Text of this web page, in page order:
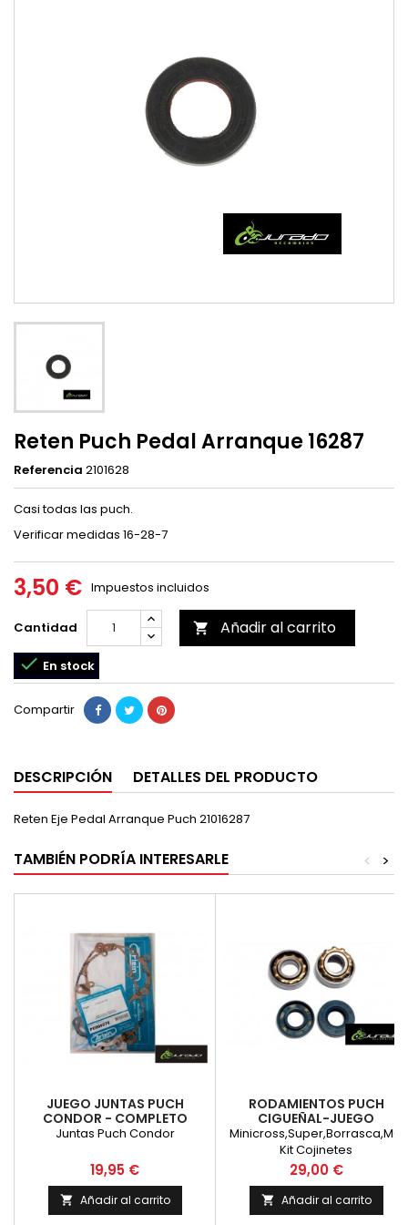
Reten Puch Pedal Arranque 16287
Referencia 2101628
Casi todas las puch.
Verificar medidas 16-28-7
3,50 € Impuestos incluidos
Cantidad  Añadir al carrito
 En stock
Compartir
DESCRIPCIÓN DETALLES DEL PRODUCTO
Reten Eje Pedal Arranque Puch 21016287
TAMBIÉN PODRÍA INTERESARLE >
<
JUEGO JUNTAS PUCH
CONDOR - COMPLETO
Juntas Puch Condor
Precio
19,95 €
 Añadir al carrito
RODAMIENTOS PUCH
CIGUEÑAL-JUEGO
Minicross,Super,Borrasca,MC
Kit Cojinetes
Precio
29,00 €
 Añadir al carrito